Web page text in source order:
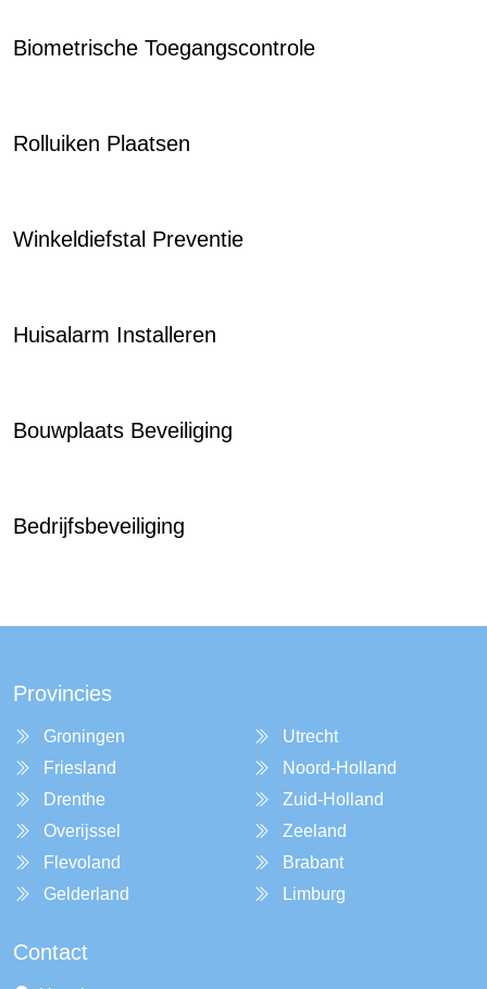
Biometrische Toegangscontrole
Rolluiken Plaatsen
Winkeldiefstal Preventie
Huisalarm Installeren
Bouwplaats Beveiliging
Bedrijfsbeveiliging
Provincies
Groningen
Friesland
Drenthe
Overijssel
Flevoland
Gelderland
Utrecht
Noord-Holland
Zuid-Holland
Zeeland
Brabant
Limburg
Contact